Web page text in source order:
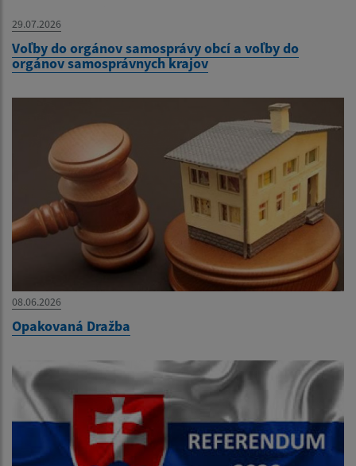
29.07.2026
Voľby do orgánov samosprávy obcí a voľby do
orgánov samosprávnych krajov
08.06.2026
Opakovaná Dražba